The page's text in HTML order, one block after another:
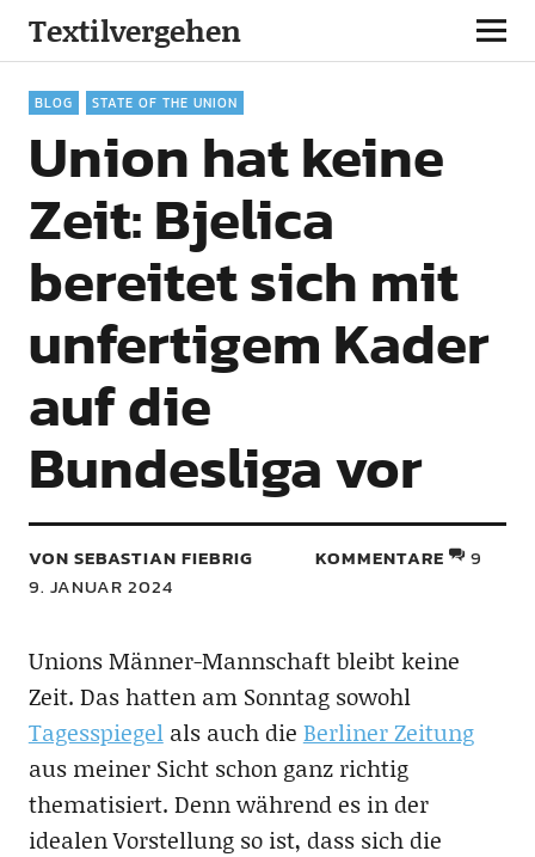
Textilvergehen
BLOG STATE OF THE UNION
Union hat keine
Zeit: Bjelica
bereitet sich mit
unfertigem Kader
auf die
Bundesliga vor
VON SEBASTIAN FIEBRIG
9. JANUAR 2024
KOMMENTARE 9
Unions Männer-Mannschaft bleibt keine
Zeit. Das hatten am Sonntag sowohl
Tagesspiegelals auch die Berliner Zeitung
aus meiner Sicht schon ganz richtig
thematisiert. Denn während es in der
idealen Vorstellung so ist, dass sich die